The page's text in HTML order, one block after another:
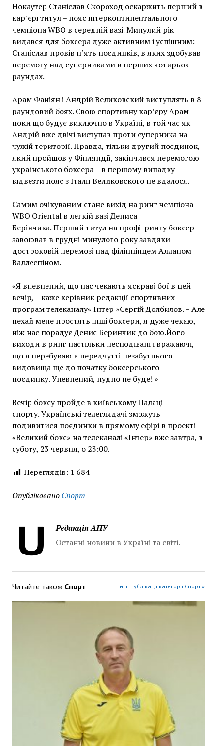
Нокаутер Станіслав Скороход оскаржить перший в
кар’єрі титул – пояс інтерконтинентального
чемпіона WBO в середній вазі.Минулий рік
видався для боксера дуже активним і успішним:
Станіслав провів п’ять поєдинків, в яких здобував
перемогу над суперниками в перших чотирьох
раундах.
Арам Фаніян і Андрій Великовский виступлять в 8-
раундовий боях. Свою спортивну кар’єру Арам
поки що будує виключно в Україні, в той час як
Андрій вже двічі виступав проти суперника на
чужій території.Правда, тільки другий поєдинок,
який пройшов у Фінляндії, закінчився перемогою
українського боксера – в першому випадку
відвезти пояс з Італії Великовского не вдалося.
Самим очікуваним стане вихід на ринг чемпіона
WBO Oriental в легкій вазі Дениса
Берінчика.Перший титул на профі-рингу боксер
завоював в грудні минулого року завдяки
достроковій перемозі над філіппінцем Алланом
Валлеспіном.
«Я впевнений, що нас чекають яскраві бої в цей
вечір, – каже керівник редакції спортивних
програм телеканалу« Інтер »Сергій Долбилов.– Але
нехай мене простять інші боксери, я дуже чекаю,
ніж нас порадує Денис Беринчик до бою.Його
виходи в ринг настільки несподівані і вражаючі,
що я перебуваю в передчутті незабутнього
видовища ще до початку боксерського
поєдинку.Упевнений, нудно не буде! »
Вечір боксу пройде в київському Палаці
спорту.Українські телеглядачі зможуть
подивитися поєдинки в прямому ефірі в проекті
«Великий бокс» на телеканалі «Інтер» вже завтра, в
суботу, 23 червня, о 23:00.
Переглядів: 1 684
Опубліковано Спорт
Редакція АПУ
Останні новини в Україні та світі.
Читайте також Спорт Інші публікації категорії Спорт »